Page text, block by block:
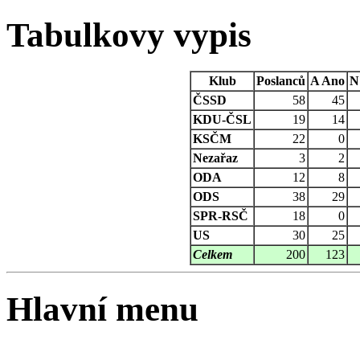
Tabulkovy vypis
Klub Poslanců A Ano N
ČSSD
58
45
KDU-ČSL
19
14
KSČM
22
0
Nezařaz
3
2
ODA
12
8
ODS
38
29
SPR-RSČ
18
0
US
30
25
Celkem
200 123
Hlavní menu